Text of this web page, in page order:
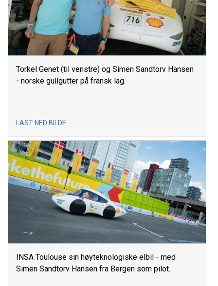
Torkel Genet (til venstre) og Simen Sandtorv Hansen
- norske gullgutter på fransk lag.
LAST NED BILDE
INSA Toulouse sin høyteknologiske elbil - med
Simen Sandtorv Hansen fra Bergen som pilot.